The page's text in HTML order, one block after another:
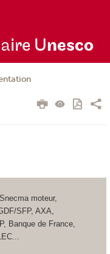
ire Unesco
moteur,
SFP, AXA,
Banque de France,